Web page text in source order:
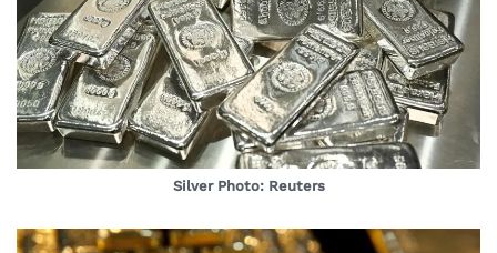
Silver Photo: Reuters